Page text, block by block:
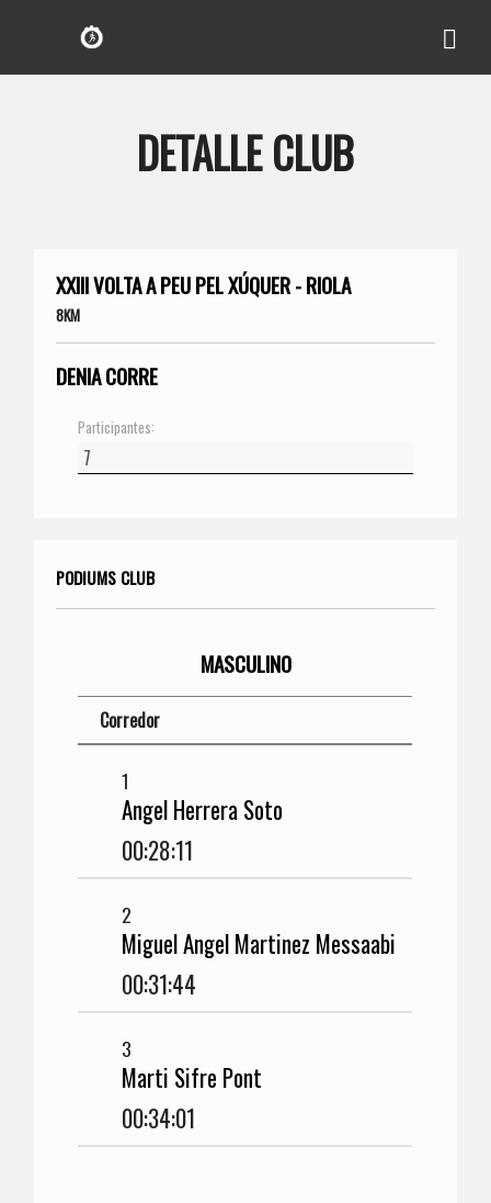
DETALLE CLUB
XXIII VOLTA A PEU PEL XÚQUER - RIOLA
8KM
DENIA CORRE
Participantes:
PODIUMS CLUB
MASCULINO
Corredor
1
Angel Herrera Soto
00:28:11
2
Miguel Angel Martinez Messaabi
00:31:44
3
Marti Sifre Pont
00:34:01